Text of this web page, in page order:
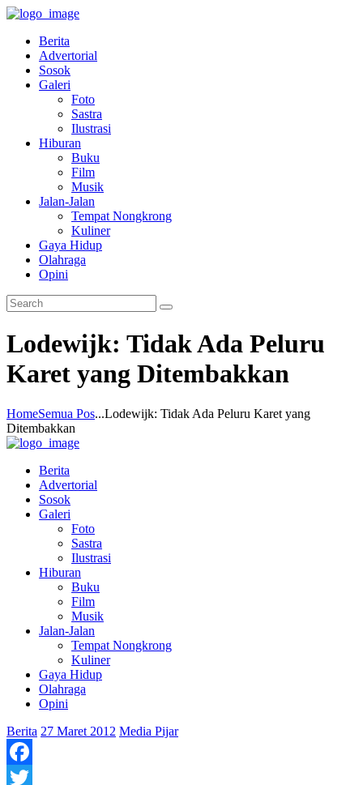
Berita
Advertorial
Sosok
Galeri
Foto
Sastra
Ilustrasi
Hiburan
Buku
Film
Musik
Jalan-Jalan
Tempat Nongkrong
Kuliner
Gaya Hidup
Olahraga
Opini
Lodewijk: Tidak Ada Peluru
Karet yang Ditembakkan
HomeSemua Pos...Lodewijk: Tidak Ada Peluru Karet yang
Ditembakkan
Berita
Advertorial
Sosok
Galeri
Foto
Sastra
Ilustrasi
Hiburan
Buku
Film
Musik
Jalan-Jalan
Tempat Nongkrong
Kuliner
Gaya Hidup
Olahraga
Opini
Berita 27 Maret 2012 Media Pijar
Facebook